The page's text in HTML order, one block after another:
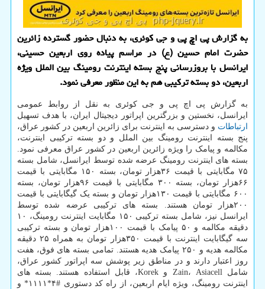
به گزارش پی اچ پی و جی کوئری، به دنبال حضور گسترده زائرین
حضرت امام حسین (ع) در مراسم پیاده روی اربعین حسینی،
ایرانسل با بروزرسانی پنج بسته اینترنت رومینگ بین الملل ویژه
اربعین، دو بسته ترکیبی هم به این منظور معرفی نمود.
به گزارش پی اچ پی و جی کوئری به نقل از روابط عمومی
ایرانسل، نخستین و بزرگترین اپراتور دیجیتال ایران، با هدف تسهیل
ارتباطات و دسترسی به اینترنت برای زائرین اربعین در کشور عراق،
پنج بسته اینترنت رومینگ بین الملل و دو بسته ترکیبی اینترنت،
مکالمه و پیامک را ویژه زائرین اربعین در کشور عراق معرفی نمود.
بسته های اینترنت رومینگ عرضه شده توسط ایرانسل، شامل بسته
۷۵ مگابایتی با قیمت ۳۶هزار تومان، بسته ۱۵۰ مگابایتی با قیمت
۶۶هزار تومان، بسته ۳۰۰ مگابایتی با قیمت ۹۶هزار تومان، بسته
۶۰۰ مگابایتی با قیمت ۱۳۰هزار تومان و بسته یک گیگابایتی با قیمت
۲۰۰هزار تومان هستند. بسته های ترکیبی عرضه شده توسط
ایرانسل نیز، شامل بسته ترکیبی ۱۵۰ مگابایت اینترنت رومینگ، ۱۰
دقیقه مکالمه و ۵۰ پیامک با قیمت ۱۰۰هزار تومان و بسته ترکیبی
سه گیگابایت اینترنت با قیمت ۳۵۰هزار تومان به همراه ۲۵ دقیقه
مکالمه هدیه و ۲۵۰ پیامک هدیه هستند. تمامی بسته های فوق، هفت
روز اعتبار دارند و در مناطق زیر پوشش سه اپراتور کشور عراق،
شامل Zain، Asiacell و Korek، قابل استفاده هستند. بسته های
اینترنت رومینگ، ویژه ایام اربعین، از راه کد دستوری #۴*۱۱۱۱* و